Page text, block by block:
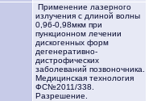
Применение лазерного
излучения с длиной волны
0,96-0,98мкм при
пункционном лечении
дискогенных форм
дегенеративно-
дистрофических
заболеваний позвоночника.
Медицинская технология
ФС№2011/338.
Разрешение.